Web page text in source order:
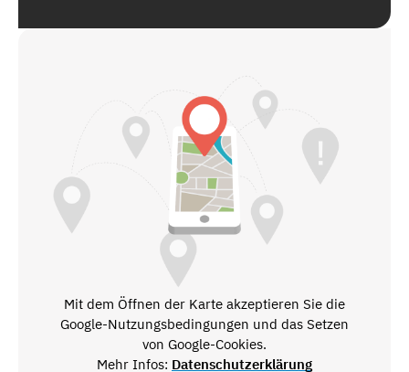
Mit dem Öffnen der Karte akzeptieren Sie die
Google-Nutzungsbedingungen und das Setzen
von Google-Cookies.
Mehr Infos: Datenschutzerklärung